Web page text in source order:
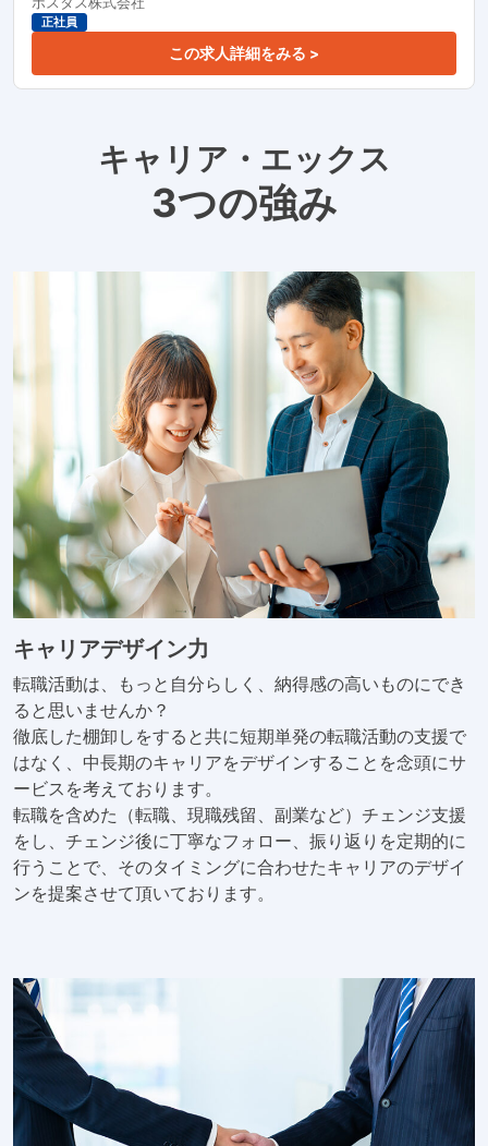
正社員
この求人詳細をみる >
キャリア・エックス
3つの強み
キャリアデザイン力
転職活動は、もっと自分らしく、納得感の高いものにでき
ると思いませんか？
徹底した棚卸しをすると共に短期単発の転職活動の支援で
はなく、中長期のキャリアをデザインすることを念頭にサ
ービスを考えております。
転職を含めた（転職、現職残留、副業など）チェンジ支援
をし、チェンジ後に丁寧なフォロー、振り返りを定期的に
行うことで、そのタイミングに合わせたキャリアのデザイ
ンを提案させて頂いております。